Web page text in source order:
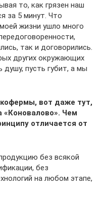
то, как грязен наш
за 5 минут. Что
жизни ушло много
так и договорились.
других окружающих
душу, пусть губит, а мы
вот даже тут,
«Коновалово». Чем
отличается от
без всякой
без
на любом этапе,